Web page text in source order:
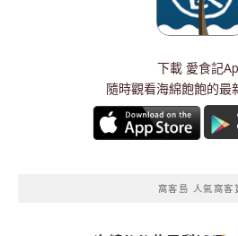
下載 愛食記
隨時觀看海綿飽飽的最
窩客島 人氣窩客